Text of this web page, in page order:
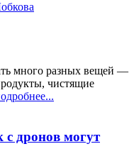
много разных вещей —
чистящие
с дронов могут